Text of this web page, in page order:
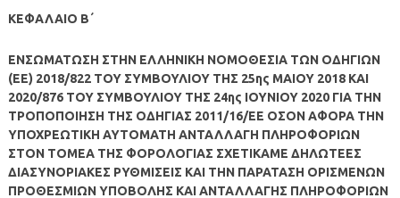
ΚΕΦΑΛΑΙΟ Β΄
ΕΝΣΩΜΑΤΩΣΗ ΣΤΗΝ ΕΛΛΗΝΙΚΗ ΝΟΜΟΘΕΣΙΑ ΤΩΝ ΟΔΗΓΙΩΝ
(ΕΕ) 2018/822 ΤΟΥ ΣΥΜΒΟΥΛΙΟΥ ΤΗΣ 25ης ΜΑΙΟΥ 2018 ΚΑΙ
2020/876 ΤΟΥ ΣΥΜΒΟΥΛΙΟΥ ΤΗΣ 24ης ΙΟΥΝΙΟΥ 2020 ΓΙΑ ΤΗΝ
ΤΡΟΠΟΠΟΙΗΣΗ ΤΗΣ ΟΔΗΓΙΑΣ 2011/16/ΕΕ ΟΣΟΝ ΑΦΟΡΑ ΤΗΝ
ΥΠΟΧΡΕΩΤΙΚΗ ΑΥΤΟΜΑΤΗ ΑΝΤΑΛΛΑΓΗ ΠΛΗΡΟΦΟΡΙΩΝ
ΣΤΟΝ ΤΟΜΕΑ ΤΗΣ ΦΟΡΟΛΟΓΙΑΣ ΣΧΕΤΙΚΑΜΕ ΔΗΛΩΤΕΕΣ
ΔΙΑΣΥΝΟΡΙΑΚΕΣ ΡΥΘΜΙΣΕΙΣ ΚΑΙ ΤΗΝ ΠΑΡΑΤΑΣΗ ΟΡΙΣΜΕΝΩΝ
ΠΡΟΘΕΣΜΙΩΝ ΥΠΟΒΟΛΗΣ ΚΑΙ ΑΝΤΑΛΛΑΓΗΣ ΠΛΗΡΟΦΟΡΙΩΝ